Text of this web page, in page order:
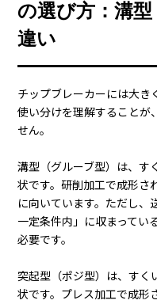
の選び方：溝
違い
チップブレーカーには大き
使い分けを理解することが
せん。
溝型（グルーブ型）は、す
状です。研削加工で成形さ
に向いています。ただし、
一定条件内」に収まってい
必要です。
突起型（ポジ型）は、すく
状です。プレス加工で成形